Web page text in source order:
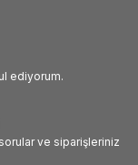
ediyorum.
ve siparişleriniz